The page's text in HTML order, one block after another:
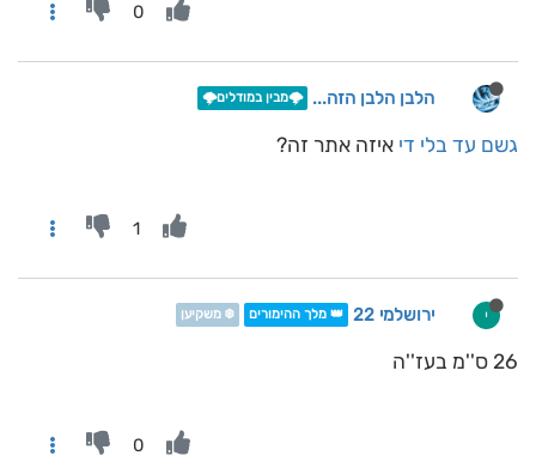
0
הלבן הלבן הזה... 🌩️מבין במודלים🌩️
גשם עד בלי די איזה אתר זה?
1
י ירושלמי 22 👑 מלך ההימורים ❄️ משקיען
26 ס''מ בעז''ה
0